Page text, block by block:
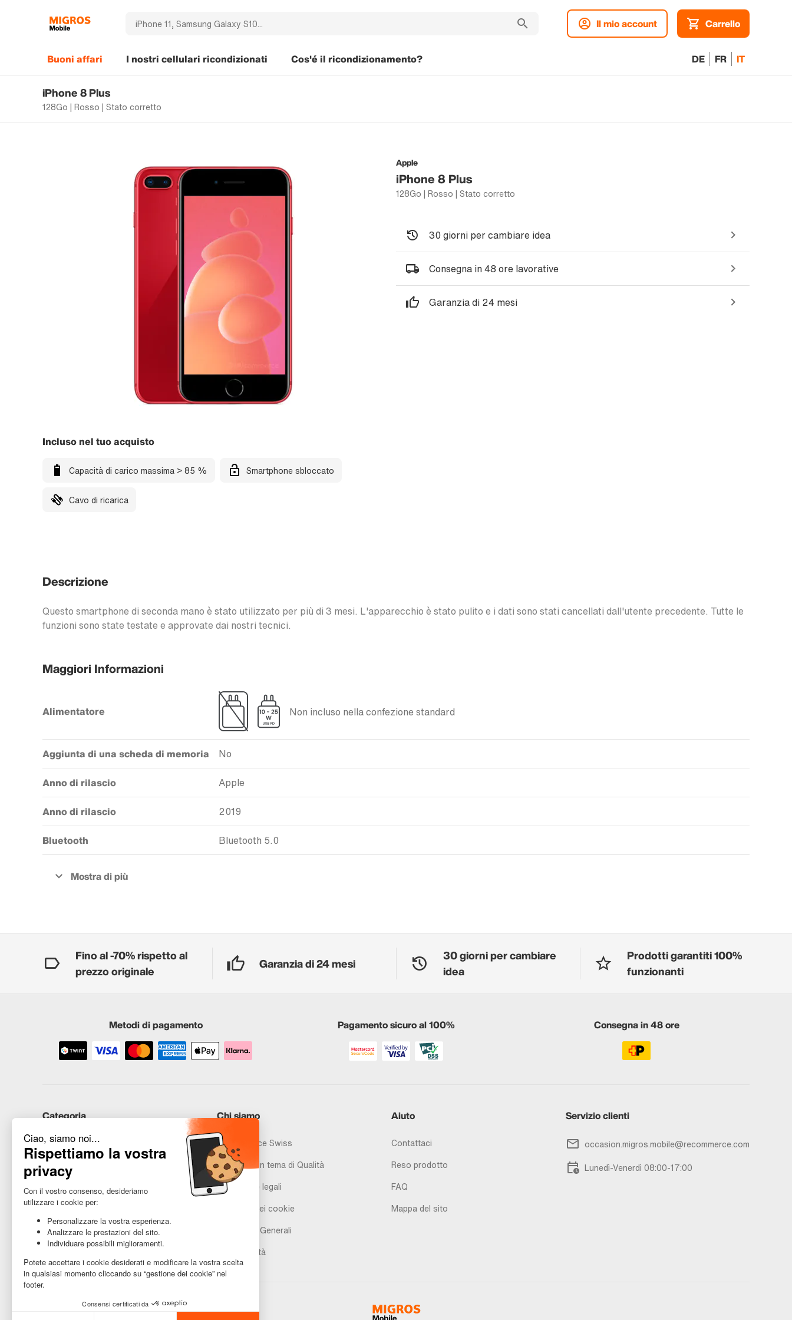
Il mio account Carrello
DE FR IT
Buoni affari I nostri cellulari ricondizionati Cos'é il ricondizionamento?
iPhone 8 Plus
128Go | Rosso | Stato corretto
Apple
iPhone 8 Plus
128Go | Rosso | Stato corretto
Incluso nel tuo acquisto
Capacità di carico massima > 85 % Smartphone sbloccato
Cavo di ricarica
30 giorni per cambiare idea
Consegna in 48 ore lavorative
Garanzia di 24 mesi
Descrizione
Questo smartphone di seconda mano è stato utilizzato per più di 3 mesi. L'apparecchio è stato pulito e i dati sono stati cancellati dall'utente precedente. Tutte le
funzioni sono state testate e approvate dai nostri tecnici.
Maggiori Informazioni
Alimentatore Non incluso nella confezione standard
Aggiunta di una scheda di memoria No
Anno di rilascio Apple
Anno di rilascio 2019
Bluetooth Bluetooth 5.0
Fino al -70% rispetto al
prezzo originale
Garanzia di 24 mesi
30 giorni per cambiare
idea
Prodotti garantiti 100%
funzionanti
Metodi di pagamento Pagamento sicuro al 100% Consegna in 48 ore
Categoria
iPhone
Samsung
Huawei
Hai bisogno di aiuto?
Chi siamo
Recommerce Swiss
Promesse in tema di Qualità
Avvertenze legali
Gestione dei cookie
Condizioni Generali
Accessibilità
Aiuto
Contattaci
Reso prodotto
FAQ
Mappa del sito
Servizio clienti
occasion.migros.mobile@recommerce.com
Lunedì-Venerdì 08:00-17:00